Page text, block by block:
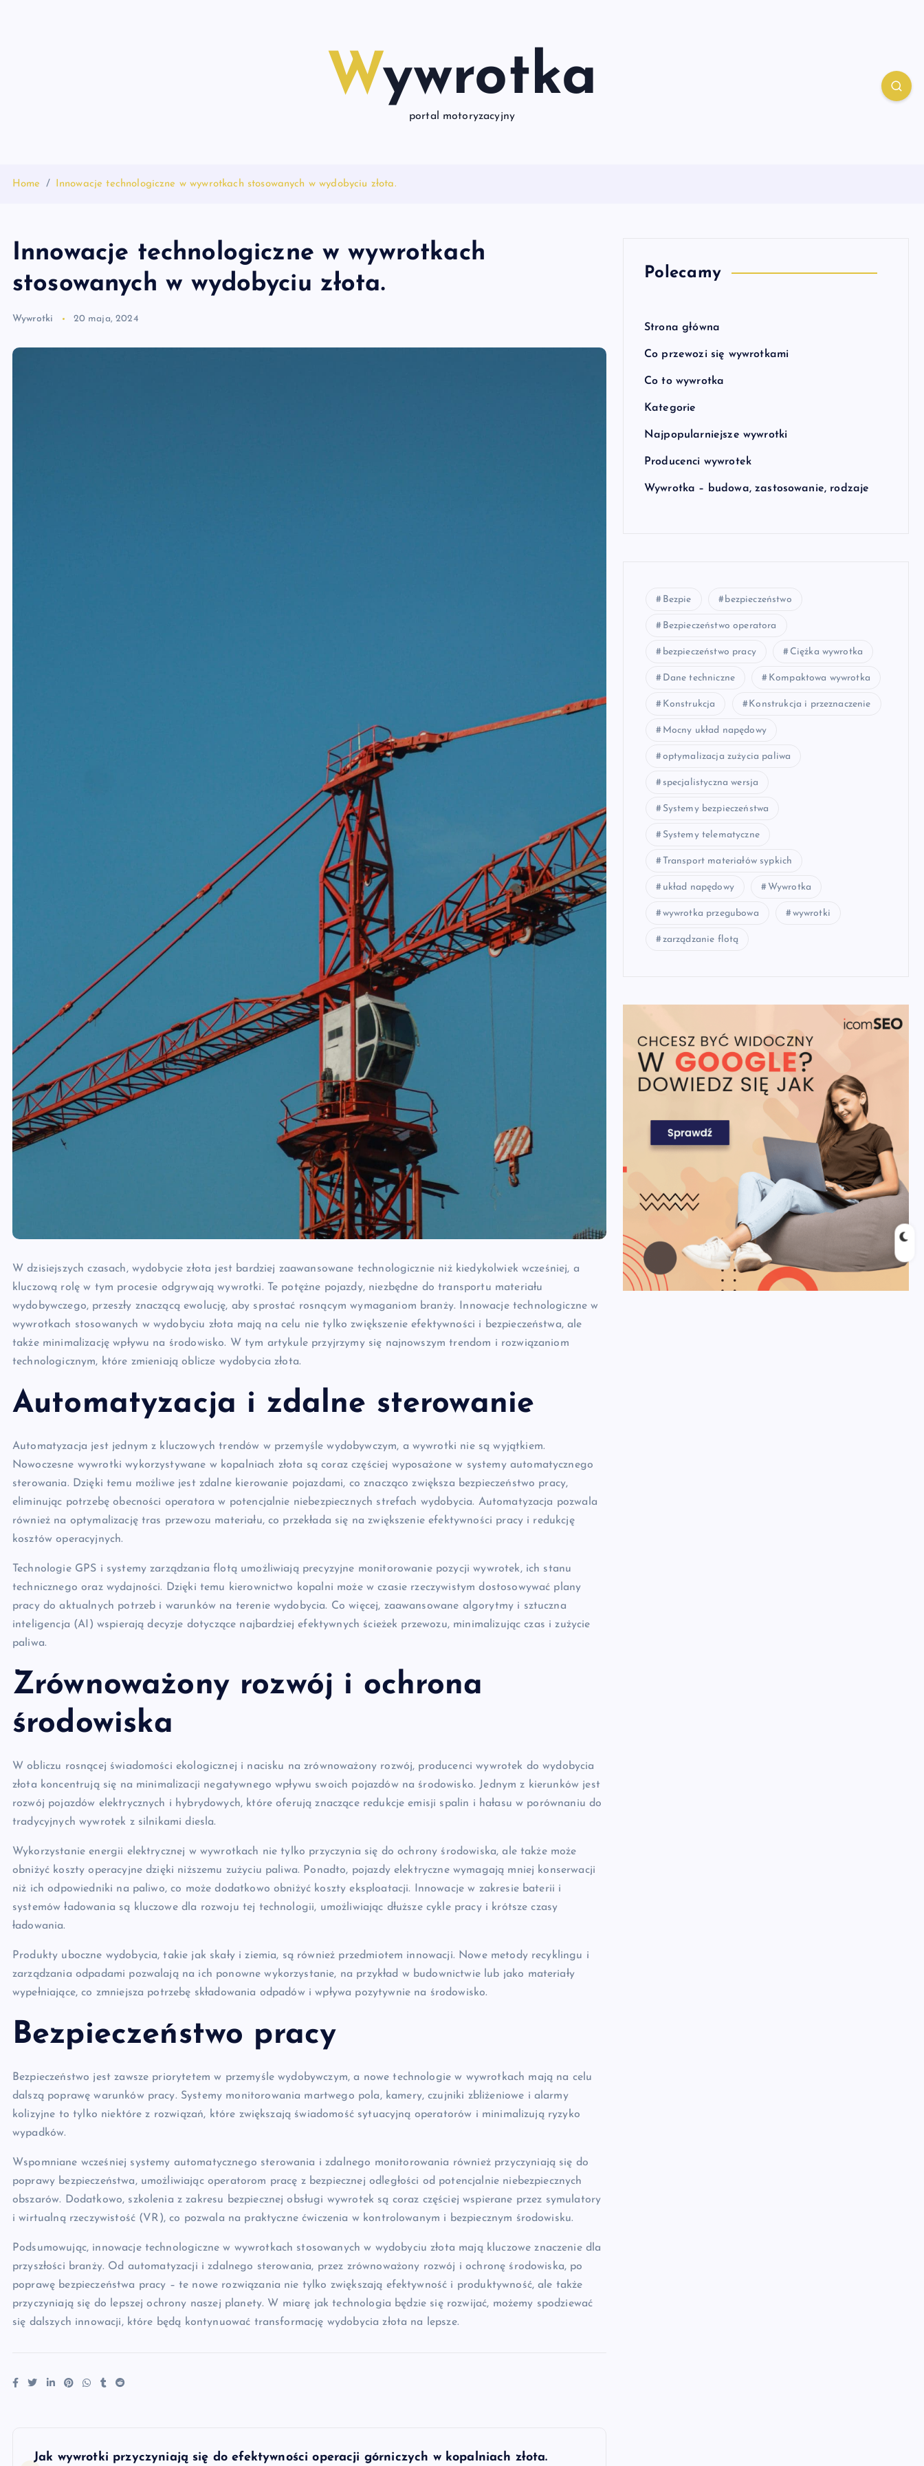
Wywrotka
portal motoryzacyjny
Home Innowacje technologiczne w wywrotkach stosowanych w wydobyciu złota.
Innowacje technologiczne w wywrotkach
stosowanych w wydobyciu złota.
Wywrotki 20 maja, 2024
W dzisiejszych czasach, wydobycie złota jest bardziej zaawansowane technologicznie niż kiedykolwiek wcześniej, a
kluczową rolę w tym procesie odgrywają wywrotki. Te potężne pojazdy, niezbędne do transportu materiału
wydobywczego, przeszły znaczącą ewolucję, aby sprostać rosnącym wymaganiom branży. Innowacje technologiczne w
wywrotkach stosowanych w wydobyciu złota mają na celu nie tylko zwiększenie efektywności i bezpieczeństwa, ale
także minimalizację wpływu na środowisko. W tym artykule przyjrzymy się najnowszym trendom i rozwiązaniom
technologicznym, które zmieniają oblicze wydobycia złota.
Automatyzacja i zdalne sterowanie
Automatyzacja jest jednym z kluczowych trendów w przemyśle wydobywczym, a wywrotki nie są wyjątkiem.
Nowoczesne wywrotki wykorzystywane w kopalniach złota są coraz częściej wyposażone w systemy automatycznego
sterowania. Dzięki temu możliwe jest zdalne kierowanie pojazdami, co znacząco zwiększa bezpieczeństwo pracy,
eliminując potrzebę obecności operatora w potencjalnie niebezpiecznych strefach wydobycia. Automatyzacja pozwala
również na optymalizację tras przewozu materiału, co przekłada się na zwiększenie efektywności pracy i redukcję
kosztów operacyjnych.
Technologie GPS i systemy zarządzania flotą umożliwiają precyzyjne monitorowanie pozycji wywrotek, ich stanu
technicznego oraz wydajności. Dzięki temu kierownictwo kopalni może w czasie rzeczywistym dostosowywać plany
pracy do aktualnych potrzeb i warunków na terenie wydobycia. Co więcej, zaawansowane algorytmy i sztuczna
inteligencja (AI) wspierają decyzje dotyczące najbardziej efektywnych ścieżek przewozu, minimalizując czas i zużycie
paliwa.
Zrównoważony rozwój i ochrona
środowiska
W obliczu rosnącej świadomości ekologicznej i nacisku na zrównoważony rozwój, producenci wywrotek do wydobycia
złota koncentrują się na minimalizacji negatywnego wpływu swoich pojazdów na środowisko. Jednym z kierunków jest
rozwój pojazdów elektrycznych i hybrydowych, które oferują znaczące redukcje emisji spalin i hałasu w porównaniu do
tradycyjnych wywrotek z silnikami diesla.
Wykorzystanie energii elektrycznej w wywrotkach nie tylko przyczynia się do ochrony środowiska, ale także może
obniżyć koszty operacyjne dzięki niższemu zużyciu paliwa. Ponadto, pojazdy elektryczne wymagają mniej konserwacji
niż ich odpowiedniki na paliwo, co może dodatkowo obniżyć koszty eksploatacji. Innowacje w zakresie baterii i
systemów ładowania są kluczowe dla rozwoju tej technologii, umożliwiając dłuższe cykle pracy i krótsze czasy
ładowania.
Produkty uboczne wydobycia, takie jak skały i ziemia, są również przedmiotem innowacji. Nowe metody recyklingu i
zarządzania odpadami pozwalają na ich ponowne wykorzystanie, na przykład w budownictwie lub jako materiały
wypełniające, co zmniejsza potrzebę składowania odpadów i wpływa pozytywnie na środowisko.
Bezpieczeństwo pracy
Bezpieczeństwo jest zawsze priorytetem w przemyśle wydobywczym, a nowe technologie w wywrotkach mają na celu
dalszą poprawę warunków pracy. Systemy monitorowania martwego pola, kamery, czujniki zbliżeniowe i alarmy
kolizyjne to tylko niektóre z rozwiązań, które zwiększają świadomość sytuacyjną operatorów i minimalizują ryzyko
wypadków.
Wspomniane wcześniej systemy automatycznego sterowania i zdalnego monitorowania również przyczyniają się do
poprawy bezpieczeństwa, umożliwiając operatorom pracę z bezpiecznej odległości od potencjalnie niebezpiecznych
obszarów. Dodatkowo, szkolenia z zakresu bezpiecznej obsługi wywrotek są coraz częściej wspierane przez symulatory
i wirtualną rzeczywistość (VR), co pozwala na praktyczne ćwiczenia w kontrolowanym i bezpiecznym środowisku.
Podsumowując, innowacje technologiczne w wywrotkach stosowanych w wydobyciu złota mają kluczowe znaczenie dla
przyszłości branży. Od automatyzacji i zdalnego sterowania, przez zrównoważony rozwój i ochronę środowiska, po
poprawę bezpieczeństwa pracy – te nowe rozwiązania nie tylko zwiększają efektywność i produktywność, ale także
przyczyniają się do lepszej ochrony naszej planety. W miarę jak technologia będzie się rozwijać, możemy spodziewać
się dalszych innowacji, które będą kontynuować transformację wydobycia złota na lepsze.
NJak wywrotki przyczyniają się do efektywności operacji górniczych w kopalniach złota.
Polecamy
Strona główna
Co przewozi się wywrotkami
Co to wywrotka
Kategorie
Najpopularniejsze wywrotki
Producenci wywrotek
Wywrotka – budowa, zastosowanie, rodzaje
Bezpie bezpieczeństwo
Bezpieczeństwo operatora
bezpieczeństwo pracy Ciężka wywrotka
Dane techniczne Kompaktowa wywrotka
Konstrukcja Konstrukcja i przeznaczenie
Mocny układ napędowy
optymalizacja zużycia paliwa
specjalistyczna wersja
Systemy bezpieczeństwa
Systemy telematyczne
Transport materiałów sypkich
układ napędowy Wywrotka
wywrotka przegubowa wywrotki
zarządzanie flotą